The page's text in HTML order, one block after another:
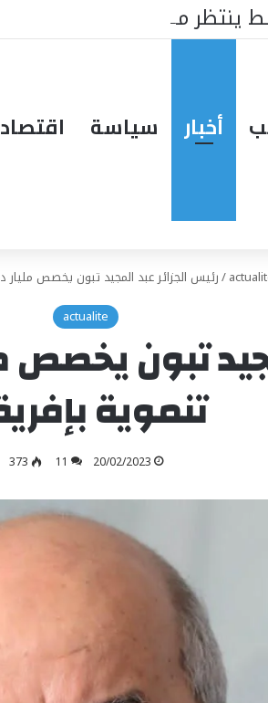
من يقود المستقبل… هل تكون
أخبار سياسة اقتصاد
/رئيس الجزائر عبد المجيد تبون يخصص مليار
actualite
تبون يخصص
تنموية
20/02/2023
11
373